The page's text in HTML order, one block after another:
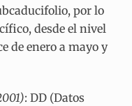
por lo
desde el nivel
de enero a mayo y
: DD (Datos